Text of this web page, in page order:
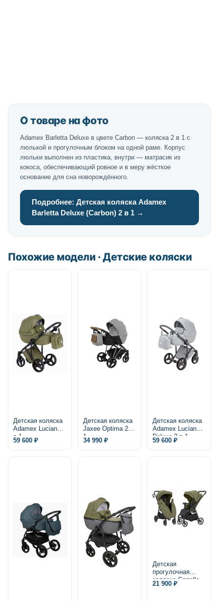
О товаре на фото
Adamex Barletta Deluxe в цвете Carbon — коляска 2 в 1 с
люлькой и прогулочным блоком на одной раме. Корпус
люльки выполнен из пластика, внутри — матрасик из
кокоса, обеспечивающий ровное и в меру жёсткое
основание для сна новорождённого.
Подробнее: Детская коляска Adamex
Barletta Deluxe (Carbon) 2 в 1 →
Похожие модели · Детские коляски
Детская коляска
Adamex Luciano 2
в 1
59 600 ₽
Детская коляска
Jaxee Optima 2 в
1
34 990 ₽
Детская коляска
Adamex Luciano
Deluxe 2 в 1,
экокожа
59 600 ₽
Детская
прогулочная
коляска Carrello
Bravo Lite CRL-
21 900 ₽